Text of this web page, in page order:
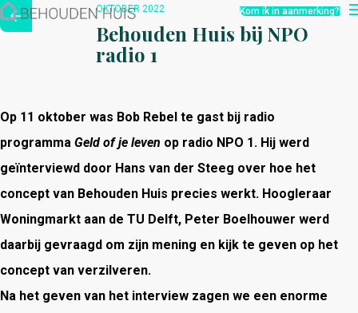
Hoe werkt het?
Over ons
Nieuwsbrief
Kom ik in aanmerking?
OKTOBER 2022
Behouden Huis bij NPO
radio 1
Op 11 oktober was Bob Rebel te gast bij radio
programma Geld of je leven op radio NPO 1. Hij werd
geïnterviewd door Hans van der Steeg over hoe het
concept van Behouden Huis precies werkt. Hoogleraar
Woningmarkt aan de TU Delft, Peter Boelhouwer werd
daarbij gevraagd om zijn mening en kijk te geven op het
concept van verzilveren.
Na het geven van het interview zagen we een enorme